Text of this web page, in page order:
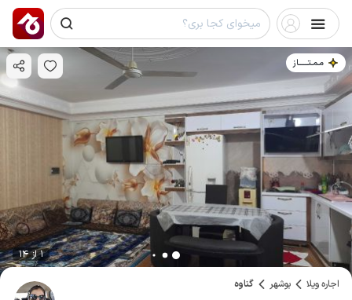
مـمـتــــــاز
1 از 14
اجاره ویلا بوشهر گناوه